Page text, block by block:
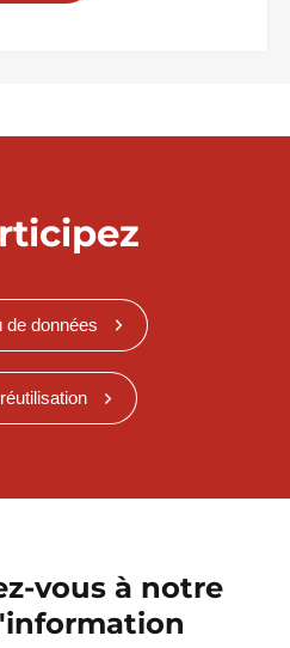
de données
vous à notre